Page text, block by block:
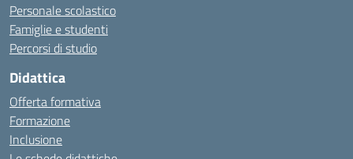
Personale scolastico
Famiglie e studenti
Percorsi di studio
Didattica
Offerta formativa
Formazione
Inclusione